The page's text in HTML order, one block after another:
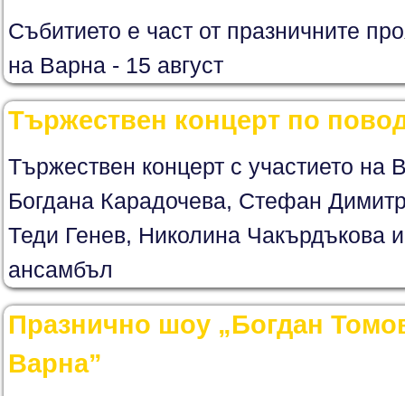
Събитието е част от празничните
на Варна - 15 август
Тържествен концерт по
Тържествен концерт с участието на
Богдана Карадочева, Стефан
Теди Генев, Николина Чакърдъкова
ансамбъл
Празнично шоу „Богдан
Варна”